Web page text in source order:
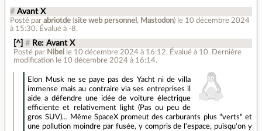
# Avant X
Posté par abriotde (site web personnel , Mastodon) le 10 décembre 2024
à 15:30. Évalué à -8.
[^] # Re: Avant X
Posté par Nibel le 10 décembre 2024 à 16:12. Évalué à 10.
Dernière
modification le 10 décembre 2024 à 16:14.
Elon Musk ne se paye pas des Yacht ni de villa
immense mais au contraire via ses entreprises il
aide a défendre une idée de voiture électrique
efficiente et relativement light (Pas ou peu de
gros SUV)… Même SpaceX promeut des carburants plus "verts" et
une pollution moindre par fusée, y compris de l'espace, puisqu'on y